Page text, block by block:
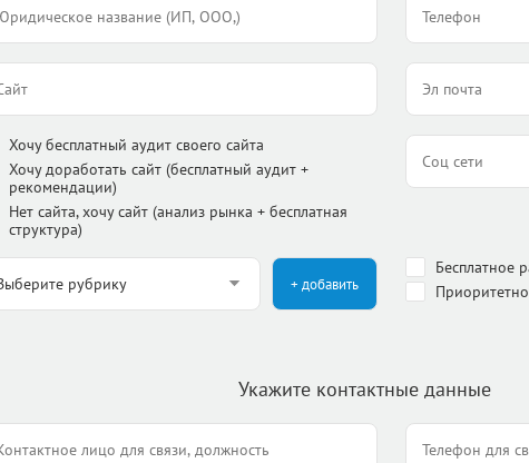
Хочу бесплатный аудит своего сайта
Хочу доработать сайт (бесплатный аудит +
рекомендации)
Нет сайта, хочу сайт (анализ рынка + бесплатная
структура)
+ добавить
Бесплатное
Укажите контактные данные